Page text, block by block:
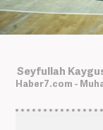
Seyfullah
Haber7.com -